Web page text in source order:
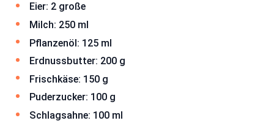
Eier: 2 große
Milch: 250 ml
Pflanzenöl: 125 ml
Erdnussbutter: 200 g
Frischkäse: 150 g
Puderzucker: 100 g
Schlagsahne: 100 ml